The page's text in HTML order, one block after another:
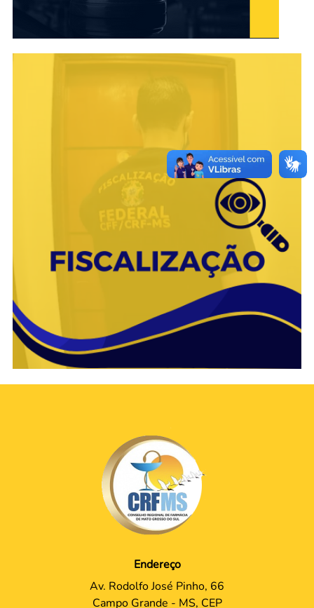
Endereço
Av. Rodolfo José Pinho, 66
Campo Grande - MS, CEP